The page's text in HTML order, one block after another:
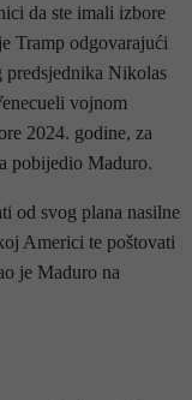
da ste imali izbore
Tramp odgovarajući
predsjednika Nikolas
vojnom
2024. godine, za
pobijedio Maduro.
od svog plana nasilne
Americi te poštovati
je Maduro na